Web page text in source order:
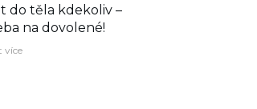
do těla kdekoliv –⁠
na dovolené!
více